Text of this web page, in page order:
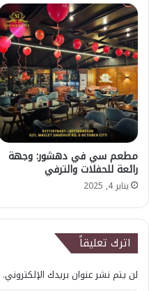
مطعم سي في دهشور: وجهة
رائعة للحفلات والترفي
يناير 4, 2025
اترك تعليقاً
لن يتم نشر عنوان بريدك الإلكتروني.